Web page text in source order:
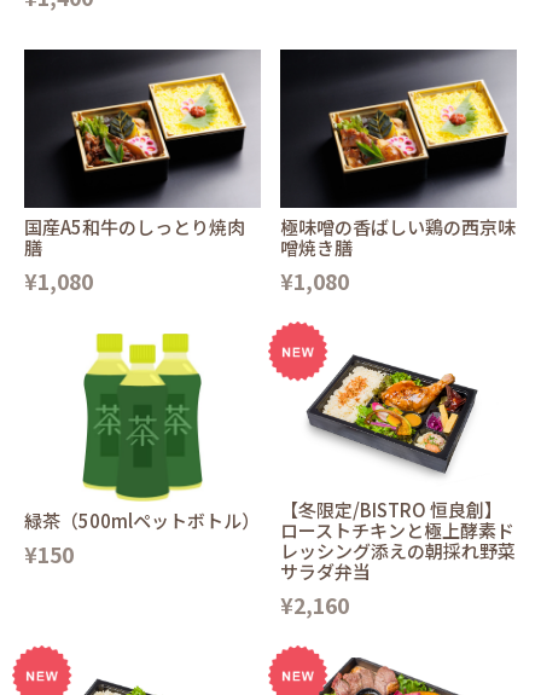
国産A5和牛のしっとり焼肉
膳
¥1,080
極味噌の香ばしい鶏の西京味
噌焼き膳
¥1,080
緑茶（500mlペットボトル）
¥150
【冬限定/BISTRO 恒良創】
ローストチキンと極上酵素ド
レッシング添えの朝採れ野菜
サラダ弁当
¥2,160